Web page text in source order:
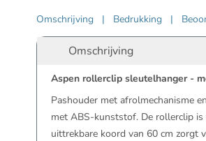
Omschrijving | Bedrukking |
Omschrijving
Aspen rollerclip sleutelhanger -
Pashouder met afrolmechanisme
met ABS-kunststof. De rollerclip is
uittrekbare koord van 60 cm zorgt